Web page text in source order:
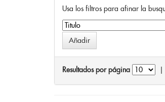
Usa los filtros para afinar la
Resultados por página